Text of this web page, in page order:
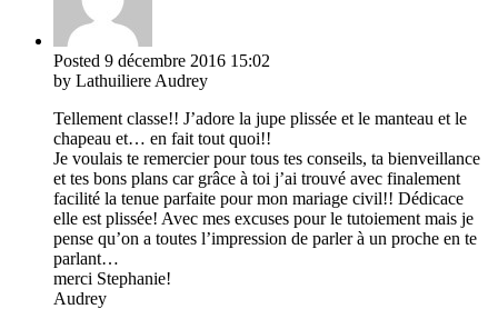
Posted 9 décembre 2016 15:02
by Lathuiliere Audrey
Tellement classe!! J’adore la jupe plissée et le manteau et le
chapeau et… en fait tout quoi!!
Je voulais te remercier pour tous tes conseils, ta bienveillance
et tes bons plans car grâce à toi j’ai trouvé avec finalement
facilité la tenue parfaite pour mon mariage civil!! Dédicace
elle est plissée! Avec mes excuses pour le tutoiement mais je
pense qu’on a toutes l’impression de parler à un proche en te
parlant…
merci Stephanie!
Audrey